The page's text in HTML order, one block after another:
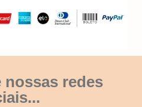
nossas redes